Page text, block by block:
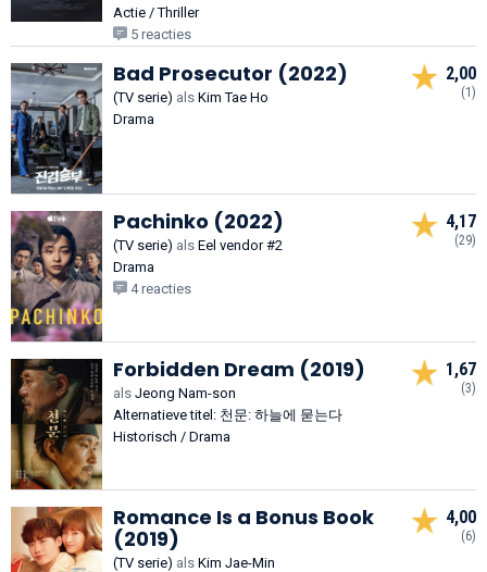
Actie / Thriller
5 reacties
Bad Prosecutor (2022)
(TV serie) als Kim Tae Ho
Drama
2,00
(1)
Pachinko (2022)
(TV serie) als Eel vendor #2
Drama
4 reacties
4,17
(29)
Forbidden Dream (2019)
als Jeong Nam-son
Alternatieve titel: 천문: 하늘에 묻는다
Historisch / Drama
1,67
(3)
Romance Is a Bonus Book
(2019)
(TV serie) als Kim Jae-Min
4,00
(6)